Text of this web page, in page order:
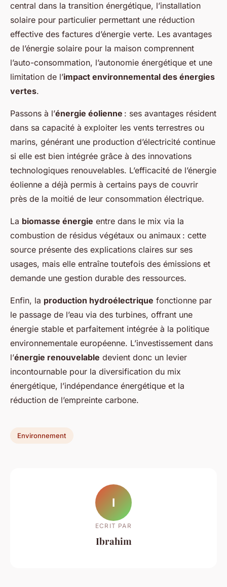
central dans la transition énergétique, l’installation
solaire pour particulier permettant une réduction
effective des factures d’énergie verte. Les avantages
de l’énergie solaire pour la maison comprennent
l’auto-consommation, l’autonomie énergétique et une
limitation de l’impact environnemental des énergies
vertes.
Passons à l’énergie éolienne : ses avantages résident
dans sa capacité à exploiter les vents terrestres ou
marins, générant une production d’électricité continue
si elle est bien intégrée grâce à des innovations
technologiques renouvelables. L’efficacité de l’énergie
éolienne a déjà permis à certains pays de couvrir
près de la moitié de leur consommation électrique.
La biomasse énergie entre dans le mix via la
combustion de résidus végétaux ou animaux : cette
source présente des explications claires sur ses
usages, mais elle entraîne toutefois des émissions et
demande une gestion durable des ressources.
Enfin, la production hydroélectrique fonctionne par
le passage de l’eau via des turbines, offrant une
énergie stable et parfaitement intégrée à la politique
environnementale européenne. L’investissement dans
l’énergie renouvelable devient donc un levier
incontournable pour la diversification du mix
énergétique, l’indépendance énergétique et la
réduction de l’empreinte carbone.
Environnement
I
ECRIT PAR
Ibrahim